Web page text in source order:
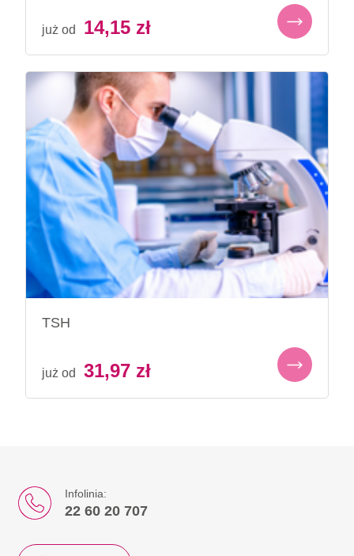
już od 14,15 zł
TSH
już od 31,97 zł
Infolinia:
22 60 20 707